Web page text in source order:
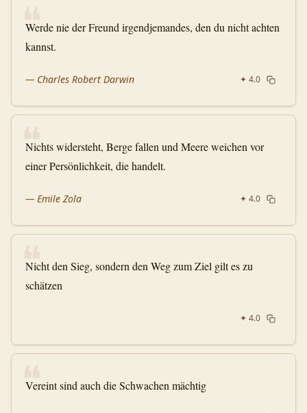
❝
Werde nie der Freund irgendjemandes, den du nicht achten
kannst.
— Charles Robert Darwin ✦ 4.0
❝
Nichts widersteht, Berge fallen und Meere weichen vor
einer Persönlichkeit, die handelt.
— Emile Zola ✦ 4.0
❝
Nicht den Sieg, sondern den Weg zum Ziel gilt es zu
schätzen
✦ 4.0
❝
Vereint sind auch die Schwachen mächtig